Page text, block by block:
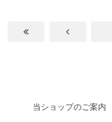
当ショップのご案内